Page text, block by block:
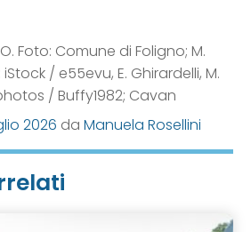
Foto: Comune di Foligno; M.
iStock / e55evu, E. Ghirardelli, M.
/ Buffy1982; Cavan
2026 da Manuela Rosellini